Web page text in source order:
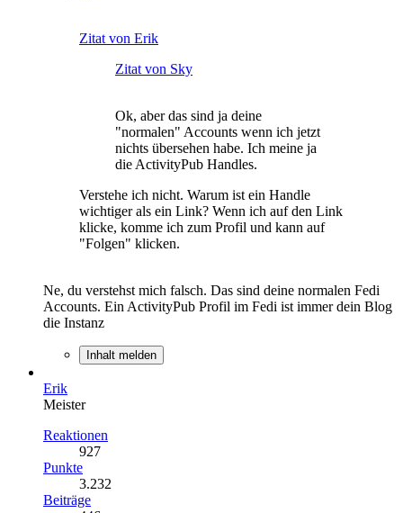
Zitat von Erik
Zitat von Sky
Ok, aber das sind ja deine
"normalen" Accounts wenn ich jetzt
nichts übersehen habe. Ich meine ja
die ActivityPub Handles.
Verstehe ich nicht. Warum ist ein Handle
wichtiger als ein Link? Wenn ich auf den Link
klicke, komme ich zum Profil und kann auf
"Folgen" klicken.
Ne, du verstehst mich falsch. Das sind deine normalen Fedi
Accounts. Ein ActivityPub Profil im Fedi ist immer dein Blog
die Instanz
Inhalt melden
Erik
Meister
Reaktionen
927
Punkte
3.232
Beiträge